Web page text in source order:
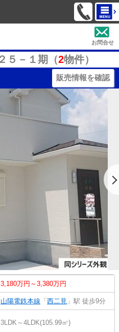
お問合せ
５－１期（2物件）
販売情報を確認
3,180万円～3,380万円
山陽電鉄本線 「 西二見 」駅 徒歩9分
3LDK～4LDK(105.99㎡)